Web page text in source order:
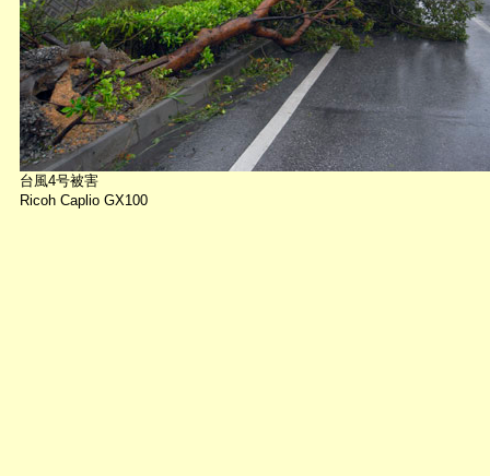
台風4号被害
Ricoh Caplio GX100